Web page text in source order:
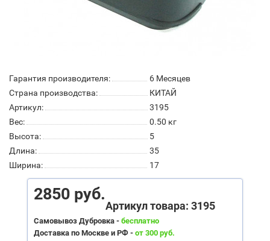
Гарантия производителя:
6 Месяцев
Страна производства:
КИТАЙ
Артикул:
3195
Вес:
0.50 кг
Высота:
5
Длина:
35
Ширина:
17
2850 руб.
Артикул товара: 3195
Самовывоз Дубровка - бесплатно
Доставка по Москве и РФ - от 300 руб.